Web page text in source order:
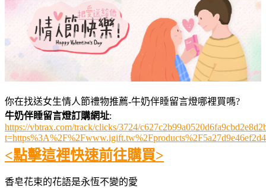
你在找送女生情人節禮物推薦-牛奶伴睡留言燈哪裡買嗎?
牛奶伴睡留言燈訂購網址:
https://vbtrax.com/track/clicks/3724/
<點擊這裡快速前往購買>
香皂花束的花語是永恆不變的愛